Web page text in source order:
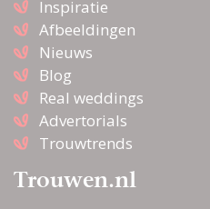
Inspiratie
Afbeeldingen
Nieuws
Blog
Real weddings
Advertorials
Trouwtrends
Trouwen.nl